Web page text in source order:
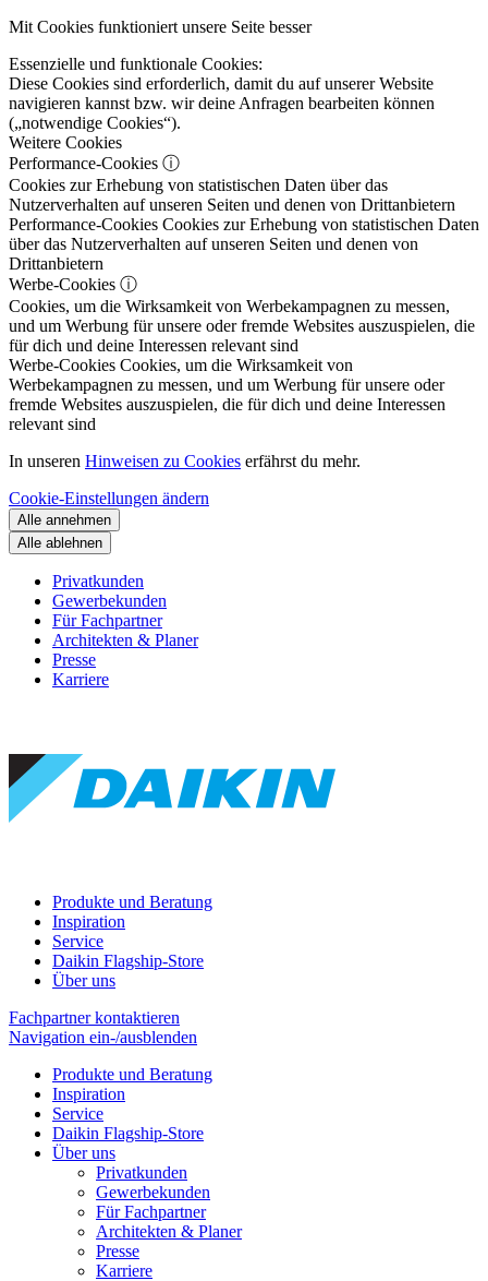
Mit Cookies funktioniert unsere Seite besser
Essenzielle und funktionale Cookies:
Diese Cookies sind erforderlich, damit du auf unserer Website
navigieren kannst bzw. wir deine Anfragen bearbeiten können
(„notwendige Cookies“).
Weitere Cookies
Performance-Cookies ⓘ
Cookies zur Erhebung von statistischen Daten über das
Nutzerverhalten auf unseren Seiten und denen von Drittanbietern
Performance-Cookies Cookies zur Erhebung von statistischen Daten
über das Nutzerverhalten auf unseren Seiten und denen von
Drittanbietern
Werbe-Cookies ⓘ
Cookies, um die Wirksamkeit von Werbekampagnen zu messen,
und um Werbung für unsere oder fremde Websites auszuspielen, die
für dich und deine Interessen relevant sind
Werbe-Cookies Cookies, um die Wirksamkeit von
Werbekampagnen zu messen, und um Werbung für unsere oder
fremde Websites auszuspielen, die für dich und deine Interessen
relevant sind
In unseren Hinweisen zu Cookies erfährst du mehr.
Cookie-Einstellungen ändern
Alle annehmen
Alle ablehnen
Privatkunden
Gewerbekunden
Für Fachpartner
Architekten & Planer
Presse
Karriere
Produkte und Beratung
Inspiration
Service
Daikin Flagship-Store
Über uns
Fachpartner kontaktieren
Navigation ein-/ausblenden
Produkte und Beratung
Inspiration
Service
Daikin Flagship-Store
Über uns
Privatkunden
Gewerbekunden
Für Fachpartner
Architekten & Planer
Presse
Karriere